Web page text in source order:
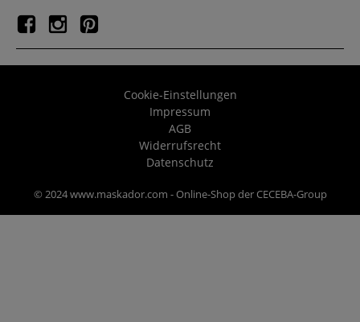
Cookie-Einstellungen
Impressum
AGB
Widerrufsrecht
Datenschutz
© 2024 www.maskador.com - Online-Shop der CECEBA-Group